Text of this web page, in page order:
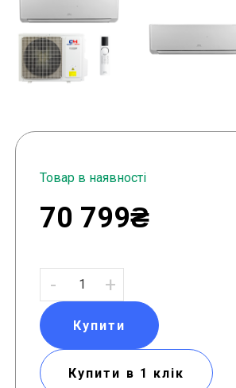
Товар в наявності
70 799₴
- +
Купити
Купити в 1 клік